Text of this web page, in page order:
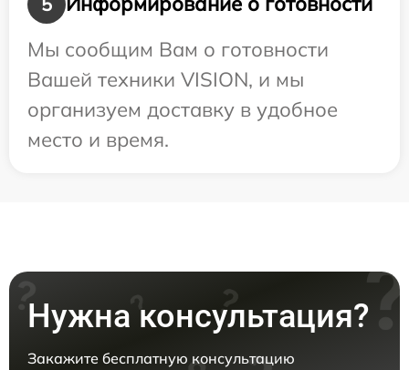
Мы сообщим Вам о готовности
Вашей техники VISION, и мы
организуем доставку в удобное
место и время.
Нужна консультация?
Закажите бесплатную консультацию